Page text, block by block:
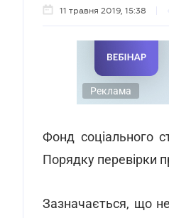
11 травня 2019, 15:38
Реклама
Фонд соціального
Порядку перевірки
Зазначається, що